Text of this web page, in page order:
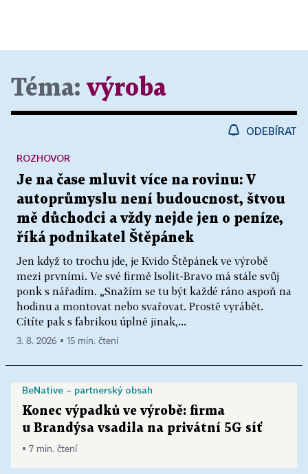
Téma: výroba
ODEBÍRAT
Je na čase mluvit více na rovinu: V
autoprůmyslu není budoucnost, štvou
mě důchodci a vždy nejde jen o peníze,
říká podnikatel Štěpánek
Jen když to trochu jde, je Kvido Štěpánek ve výrobě
mezi prvními. Ve své firmě Isolit-Bravo má stále svůj
ponk s nářadím. „Snažím se tu být každé ráno aspoň na
hodinu a montovat nebo svařovat. Prostě vyrábět.
Cítíte pak s fabrikou úplně jinak,...
ROZHOVOR
3. 8. 2026 ▪ 15 min. čtení
BeNative – partnerský obsah
Konec výpadků ve výrobě: firma
u Brandýsa vsadila na privátní 5G síť
▪ 7 min. čtení